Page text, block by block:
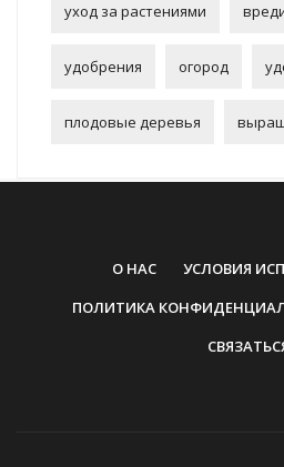
уход за растениями
удобрения огород
плодовые деревья
О НАС
УСЛОВИЯ
ПОЛИТИКА